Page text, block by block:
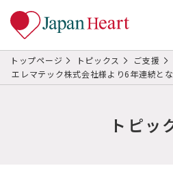
トップページ トピックス
ご支援
エレマテック株式会社様より6年連続と
トピッ